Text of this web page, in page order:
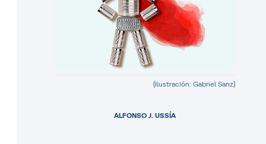
(Ilustración: Gabriel Sanz)
ALFONSO J. USSÍA